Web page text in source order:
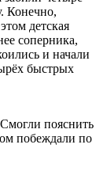
Конечно,
детская
соперника,
и начали
быстрых
пояснить
побеждали по